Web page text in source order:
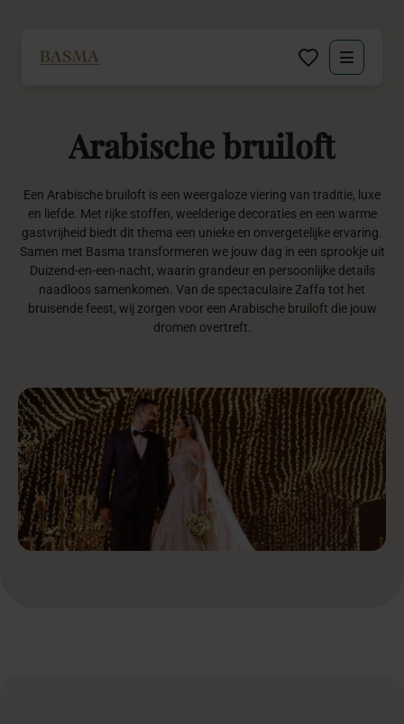
Zakelijk
Decoratie huren
Inspiratie
Over BASMA
Arabischebruiloft
Een Arabische bruiloft is een weergaloze viering van traditie, luxe
en liefde. Met rijke stoffen, weelderige decoraties en een warme
gastvrijheid biedt dit thema een unieke en onvergetelijke ervaring.
Samen met Basma transformeren we jouw dag in een sprookje uit
Duizend-en-een-nacht, waarin grandeur en persoonlijke details
naadloos samenkomen. Van de spectaculaire Zaffa tot het
bruisende feest, wij zorgen voor een Arabische bruiloft die jouw
dromen overtreft.